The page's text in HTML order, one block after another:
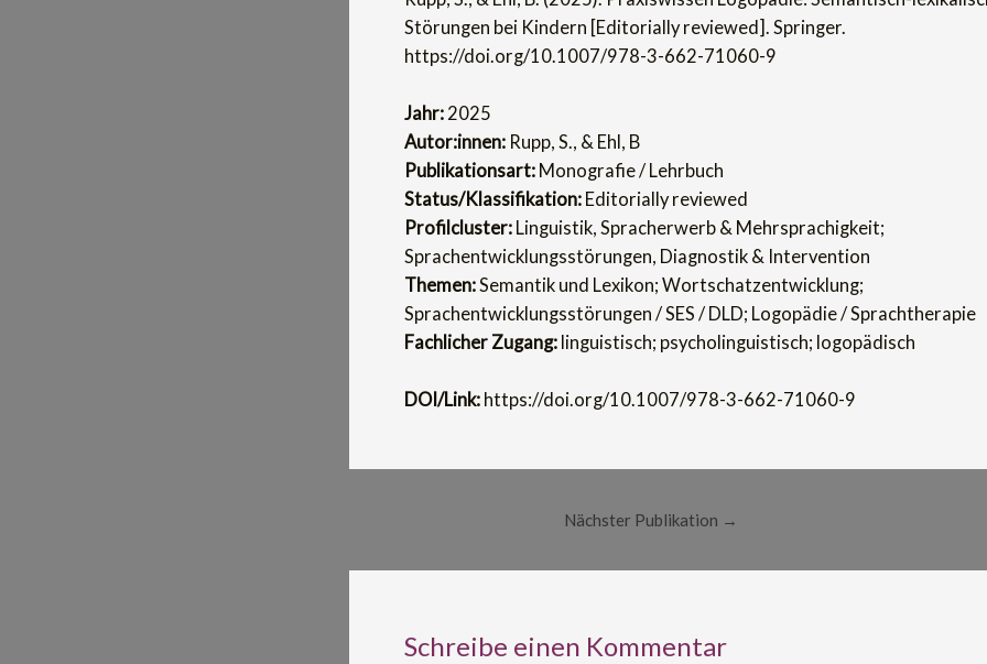
Störungen bei Kindern [Editorially reviewed]. Springer.
https://doi.org/10.1007/978-3-662-71060-9
Jahr:2025
Autor:innen:Rupp, S., & Ehl, B
Publikationsart:Monografie / Lehrbuch
Status/Klassifikation:Editorially reviewed
Profilcluster:Linguistik, Spracherwerb & Mehrsprachigkeit;
Sprachentwicklungsstörungen, Diagnostik & Intervention
Themen:Semantik und Lexikon; Wortschatzentwicklung;
Sprachentwicklungsstörungen / SES / DLD; Logopädie / Sprachtherapie
Fachlicher Zugang:linguistisch; psycholinguistisch; logopädisch
DOI/Link:https://doi.org/10.1007/978-3-662-71060-9
Nächster Publikation →
Schreibe einen Kommentar